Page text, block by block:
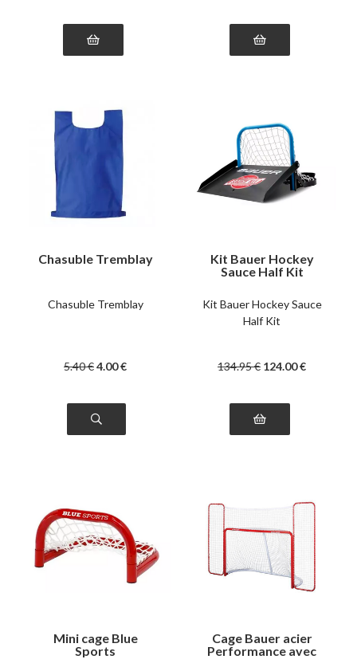
Chasuble Tremblay
Chasuble Tremblay
5.40€4.00€
Kit Bauer Hockey
Sauce Half Kit
Kit Bauer Hockey Sauce
Half Kit
134.95€ 124.00€
Mini cage Blue
Sports
Cage Bauer acier
Performance avec